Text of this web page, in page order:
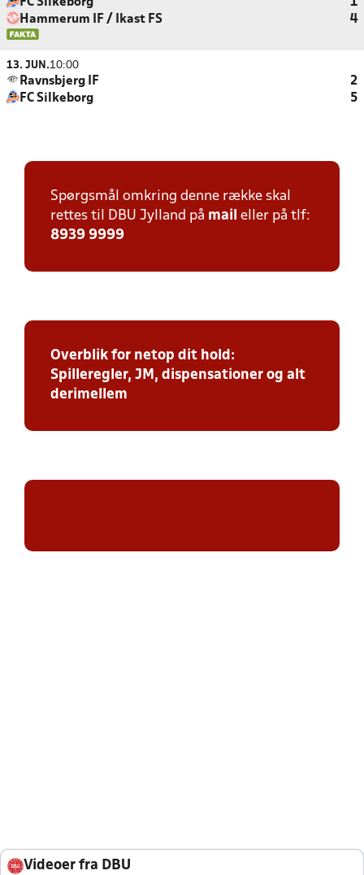
FC Silkeborg
1
Hammerum IF / Ikast FS
4
13. JUN.10:00
Ravnsbjerg IF
2
FC Silkeborg
5
Spørgsmål omkring denne række skal
rettes til DBU Jylland på mail eller på tlf:
8939 9999
Overblik for netop dit hold:
Spilleregler, JM, dispensationer og alt
derimellem
Videoer fra DBU